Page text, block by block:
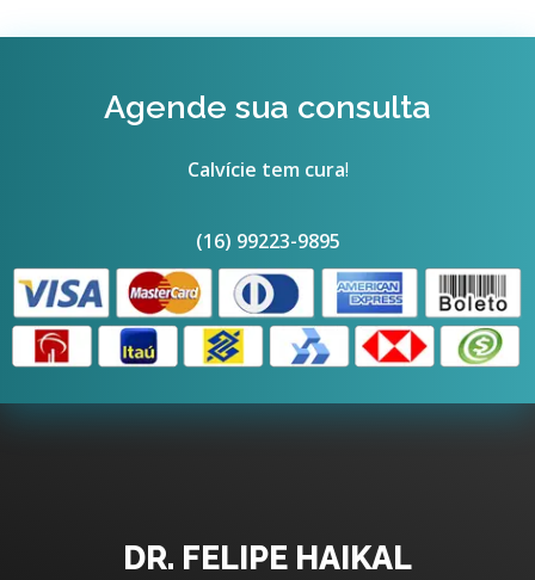
Agende sua consulta
Calvície tem cura!
(16) 99223-9895
DR. FELIPE HAIKAL